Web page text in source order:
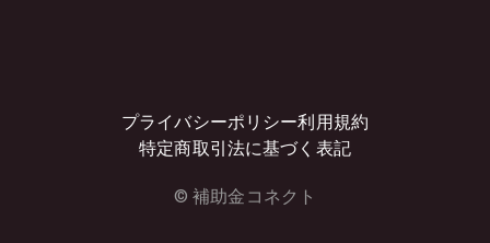
プライバシーポリシー利用規約
特定商取引法に基づく表記
© 補助金コネクト